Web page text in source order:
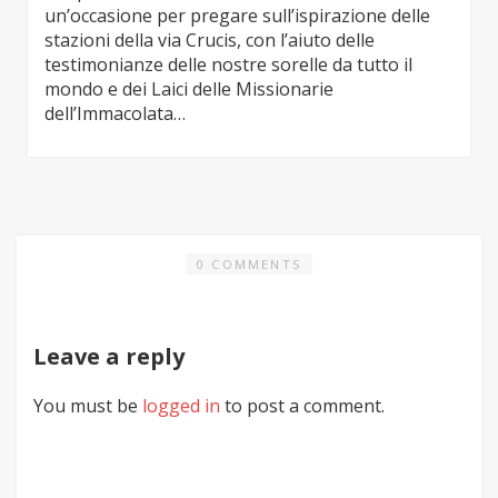
un’occasione per pregare sull’ispirazione delle
stazioni della via Crucis, con l’aiuto delle
testimonianze delle nostre sorelle da tutto il
mondo e dei Laici delle Missionarie
dell’Immacolata…
0 COMMENTS
Leave a reply
You must be logged in to post a comment.